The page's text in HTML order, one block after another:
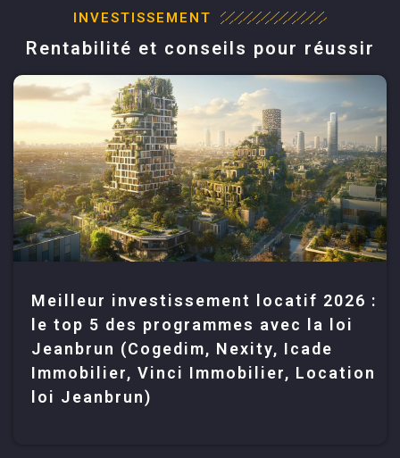
INVESTISSEMENT
Rentabilité et conseils pour réussir
Meilleur investissement locatif 2026 :
le top 5 des programmes avec la loi
Jeanbrun (Cogedim, Nexity, Icade
Immobilier, Vinci Immobilier, Location
loi Jeanbrun)